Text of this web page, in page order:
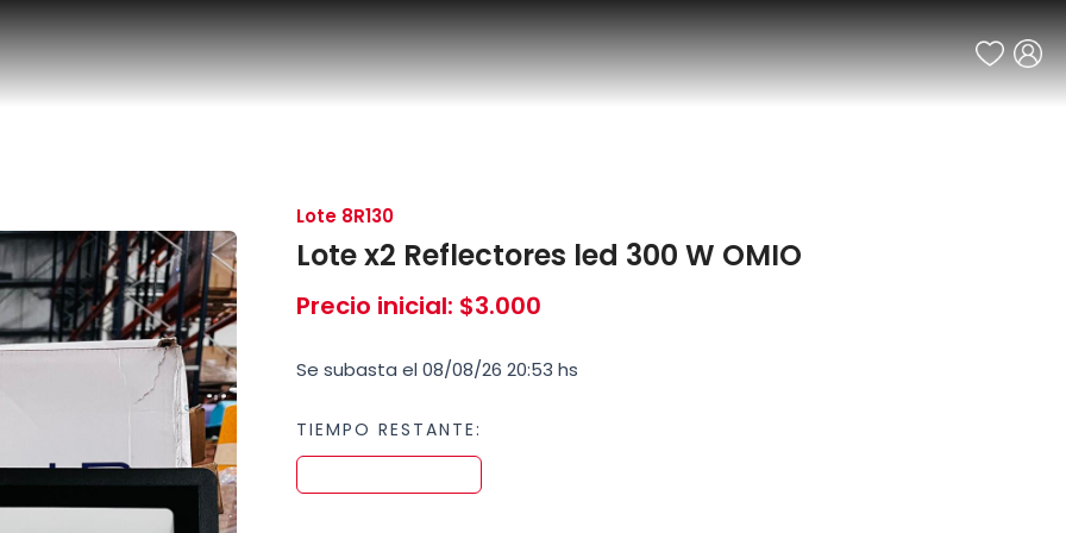
Lote 8R130
Lote x2 Reflectores led 300 W OMIO
Precio inicial: $3.000
Se subasta el 08/08/26 20:53 hs
TIEMPO RESTANTE: